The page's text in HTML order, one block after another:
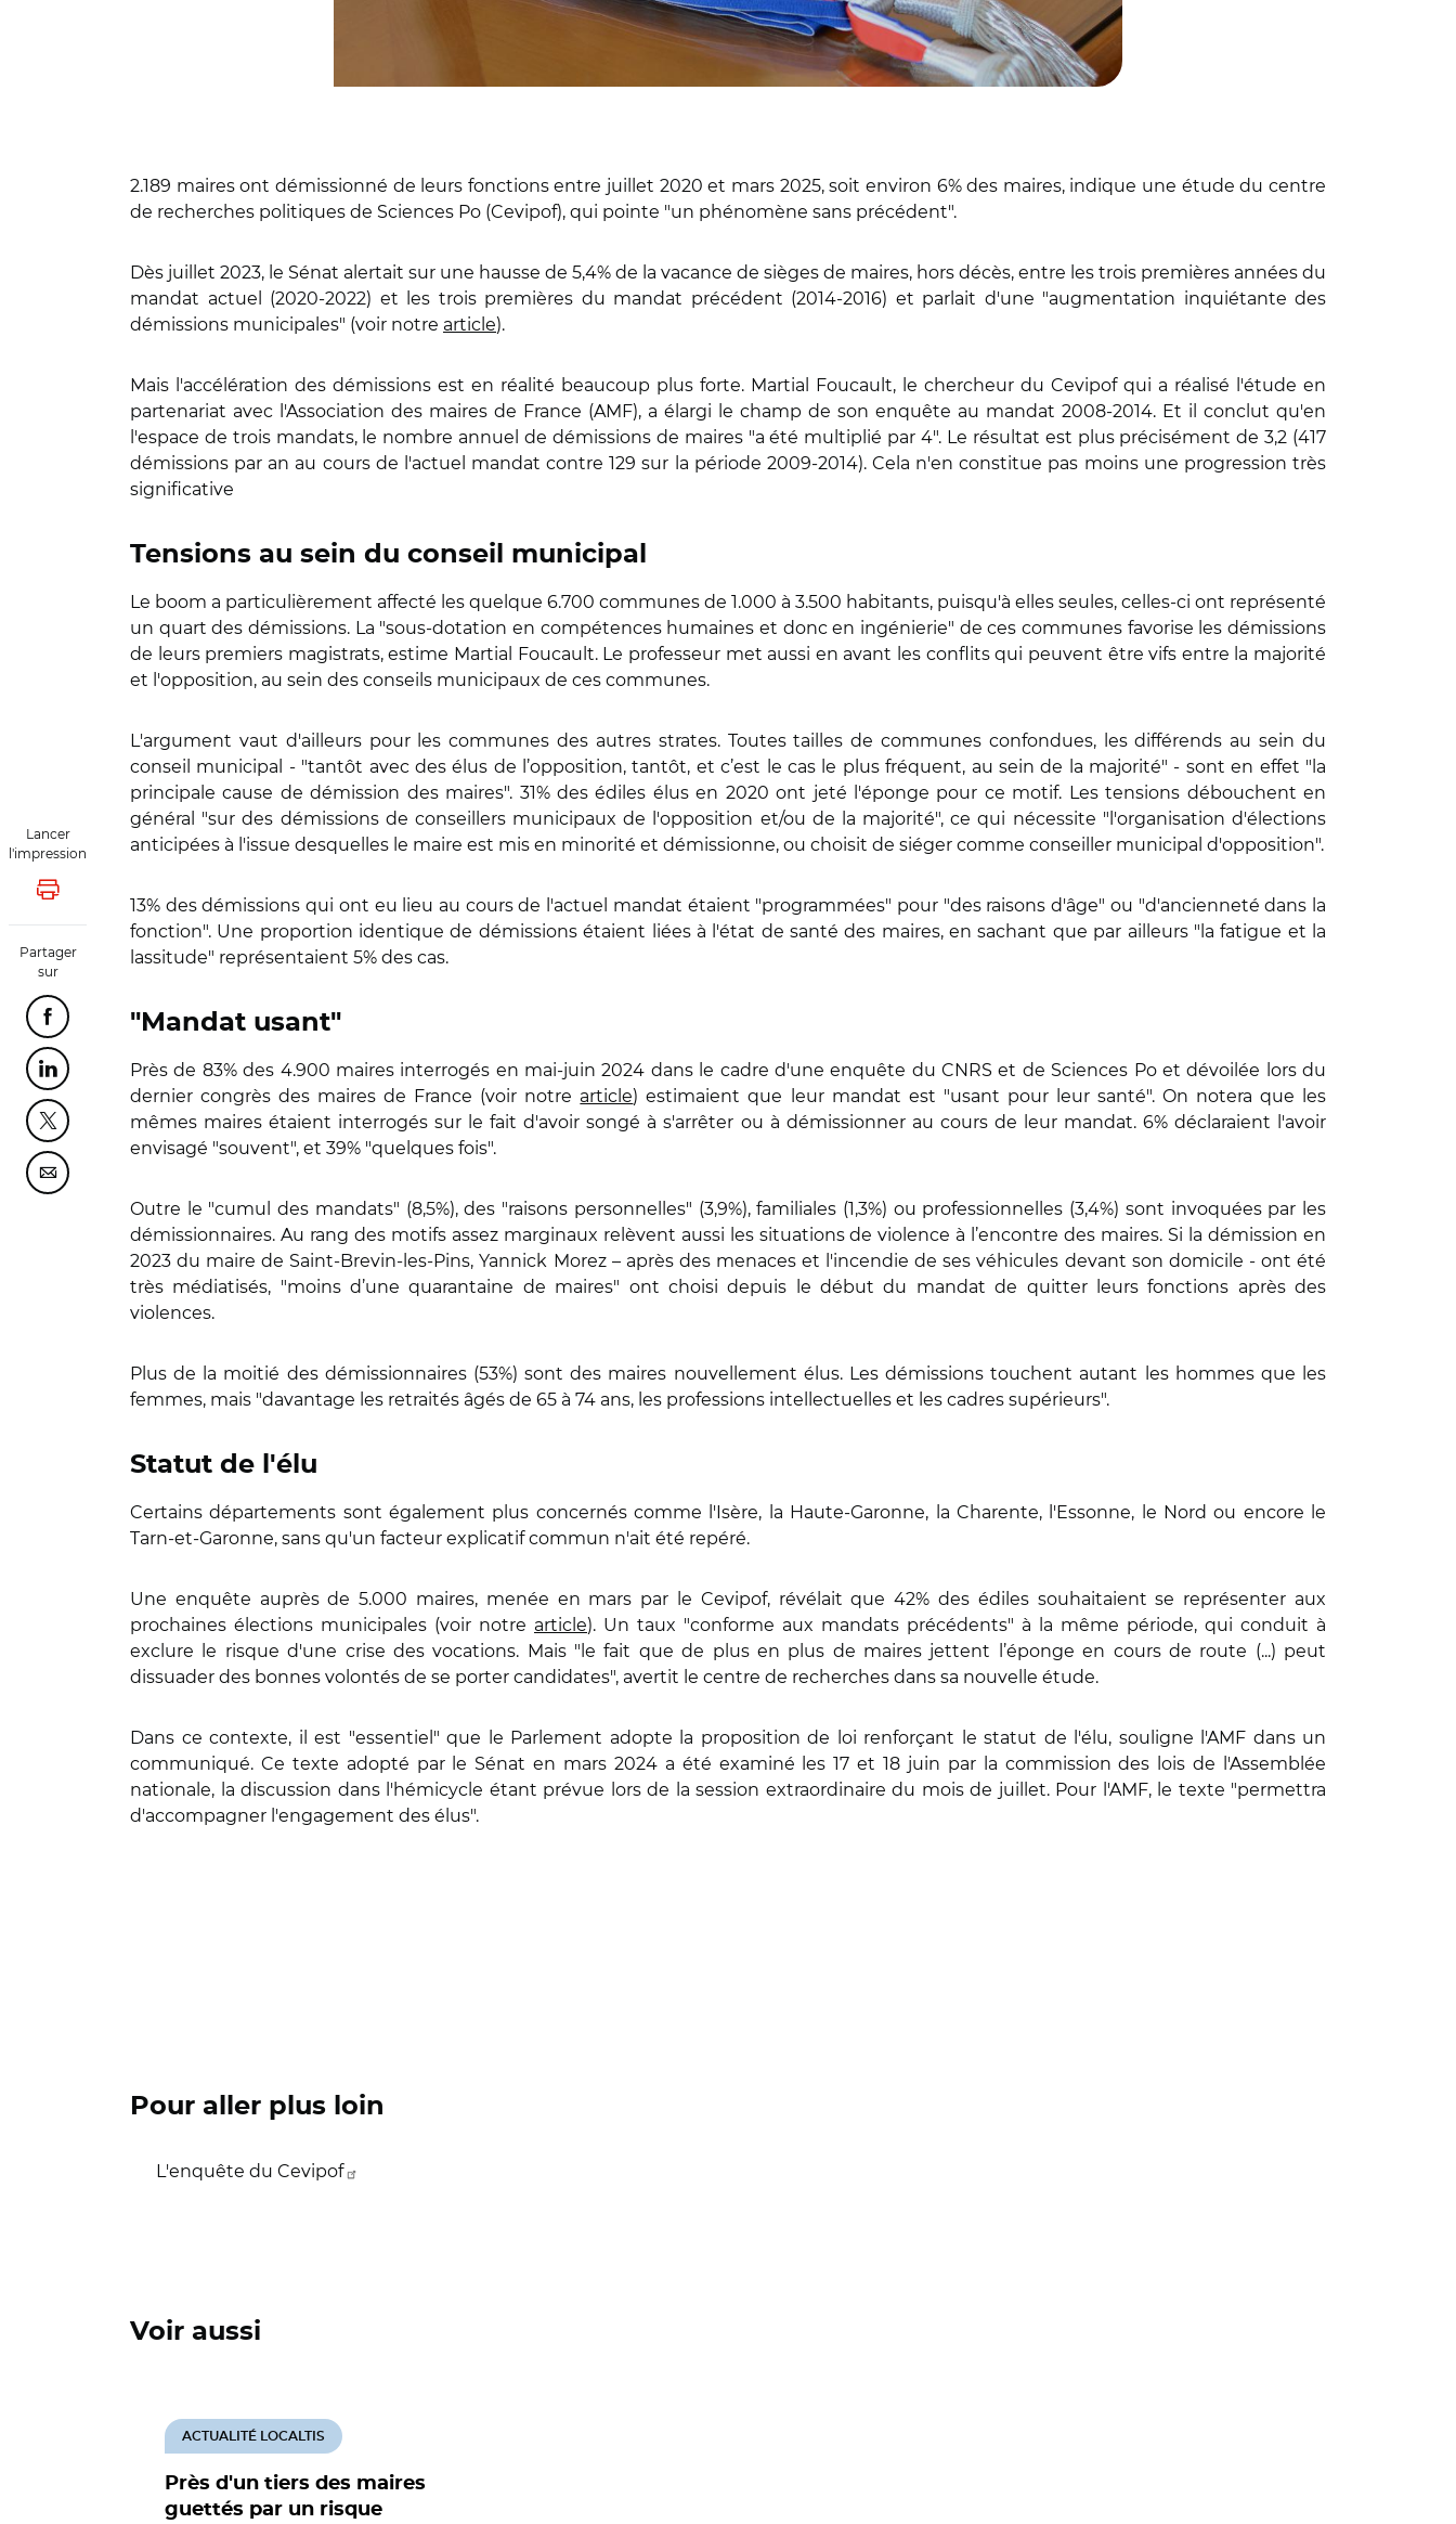
Lancer
l'impression
Lancer l'impression
Partager
sur
Partager cette page sur Facebook
Partager cette page sur Linkedin
Partager cette page sur Twitter
Partager cette page sur Courriel
2.189 maires ont démissionné de leurs fonctions entre juillet 2020 et mars 2025, soit environ 6% des maires, indique une étude du centre
de recherches politiques de Sciences Po (Cevipof), qui pointe "un phénomène sans précédent".
Dès juillet 2023, le Sénat alertait sur une hausse de 5,4% de la vacance de sièges de maires, hors décès, entre les trois premières années du
mandat actuel (2020-2022) et les trois premières du mandat précédent (2014-2016) et parlait d'une "augmentation inquiétante des
démissions municipales" (voir notre article).
Mais l'accélération des démissions est en réalité beaucoup plus forte. Martial Foucault, le chercheur du Cevipof qui a réalisé l'étude en
partenariat avec l'Association des maires de France (AMF), a élargi le champ de son enquête au mandat 2008-2014. Et il conclut qu'en
l'espace de trois mandats, le nombre annuel de démissions de maires "a été multiplié par 4". Le résultat est plus précisément de 3,2 (417
démissions par an au cours de l'actuel mandat contre 129 sur la période 2009-2014). Cela n'en constitue pas moins une progression très
significative
Tensions au sein du conseil municipal
Le boom a particulièrement affecté les quelque 6.700 communes de 1.000 à 3.500 habitants, puisqu'à elles seules, celles-ci ont représenté
un quart des démissions. La "sous-dotation en compétences humaines et donc en ingénierie" de ces communes favorise les démissions
de leurs premiers magistrats, estime Martial Foucault. Le professeur met aussi en avant les conflits qui peuvent être vifs entre la majorité
et l'opposition, au sein des conseils municipaux de ces communes.
L'argument vaut d'ailleurs pour les communes des autres strates. Toutes tailles de communes confondues, les différends au sein du
conseil municipal - "tantôt avec des élus de l’opposition, tantôt, et c’est le cas le plus fréquent, au sein de la majorité" - sont en effet "la
principale cause de démission des maires". 31% des édiles élus en 2020 ont jeté l'éponge pour ce motif. Les tensions débouchent en
général "sur des démissions de conseillers municipaux de l'opposition et/ou de la majorité", ce qui nécessite "l'organisation d'élections
anticipées à l'issue desquelles le maire est mis en minorité et démissionne, ou choisit de siéger comme conseiller municipal d'opposition".
13% des démissions qui ont eu lieu au cours de l'actuel mandat étaient "programmées" pour "des raisons d'âge" ou "d'ancienneté dans la
fonction". Une proportion identique de démissions étaient liées à l'état de santé des maires, en sachant que par ailleurs "la fatigue et la
lassitude" représentaient 5% des cas.
"Mandat usant"
Près de 83% des 4.900 maires interrogés en mai-juin 2024 dans le cadre d'une enquête du CNRS et de Sciences Po et dévoilée lors du
dernier congrès des maires de France (voir notre article) estimaient que leur mandat est "usant pour leur santé". On notera que les
mêmes maires étaient interrogés sur le fait d'avoir songé à s'arrêter ou à démissionner au cours de leur mandat. 6% déclaraient l'avoir
envisagé "souvent", et 39% "quelques fois".
Outre le "cumul des mandats" (8,5%), des "raisons personnelles" (3,9%), familiales (1,3%) ou professionnelles (3,4%) sont invoquées par les
démissionnaires. Au rang des motifs assez marginaux relèvent aussi les situations de violence à l’encontre des maires. Si la démission en
2023 du maire de Saint-Brevin-les-Pins, Yannick Morez – après des menaces et l'incendie de ses véhicules devant son domicile - ont été
très médiatisés, "moins d’une quarantaine de maires" ont choisi depuis le début du mandat de quitter leurs fonctions après des
violences.
Plus de la moitié des démissionnaires (53%) sont des maires nouvellement élus. Les démissions touchent autant les hommes que les
femmes, mais "davantage les retraités âgés de 65 à 74 ans, les professions intellectuelles et les cadres supérieurs".
Statut de l'élu
Certains départements sont également plus concernés comme l'Isère, la Haute-Garonne, la Charente, l'Essonne, le Nord ou encore le
Tarn-et-Garonne, sans qu'un facteur explicatif commun n'ait été repéré.
Une enquête auprès de 5.000 maires, menée en mars par le Cevipof, révélait que 42% des édiles souhaitaient se représenter aux
prochaines élections municipales (voir notre article). Un taux "conforme aux mandats précédents" à la même période, qui conduit à
exclure le risque d'une crise des vocations. Mais "le fait que de plus en plus de maires jettent l’éponge en cours de route (...) peut
dissuader des bonnes volontés de se porter candidates", avertit le centre de recherches dans sa nouvelle étude.
Dans ce contexte, il est "essentiel" que le Parlement adopte la proposition de loi renforçant le statut de l'élu, souligne l'AMF dans un
communiqué. Ce texte adopté par le Sénat en mars 2024 a été examiné les 17 et 18 juin par la commission des lois de l'Assemblée
nationale, la discussion dans l'hémicycle étant prévue lors de la session extraordinaire du mois de juillet. Pour l'AMF, le texte "permettra
d'accompagner l'engagement des élus".
Pour aller plus loin
L'enquête du Cevipof
Voir aussi
Près d'un tiers des maires
guettés par un risque
ACTUALITÉ LOCALTIS